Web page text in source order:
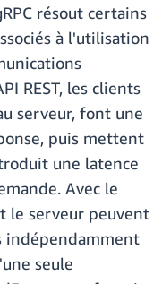
résout certains
à l'utilisation
REST, les clients
serveur, font une
puis mettent
une latence
Avec le
le serveur peuvent
indépendamment
seule